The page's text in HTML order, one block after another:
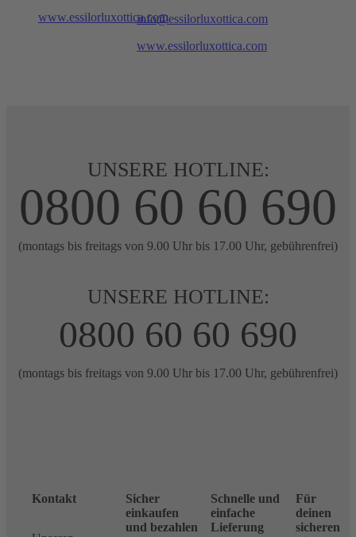
www.essilorluxottica.cominfo@essilorluxottica.com
www.essilorluxottica.com
UNSERE HOTLINE:
0800 60 60 690
(montags bis freitags von 9.00 Uhr bis 17.00 Uhr, gebührenfrei)
UNSERE HOTLINE:
0800 60 60 690
(montags bis freitags von 9.00 Uhr bis 17.00 Uhr, gebührenfrei)
Kontakt
Sicher
einkaufen
und bezahlen
Schnelle und
einfache
Lieferung
Für
deinen
sicheren